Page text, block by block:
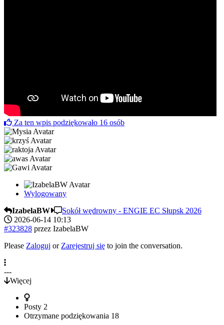
Za ten wpis podziękowało 16 osób
Wylogowany
IzabelaBW
Sokół wędrowny - ENGIE EC Słupsk 2026
2026-06-14 10:13
#323828 przez IzabelaBW
Please Zaloguj or Zarejestruj się to join the conversation.
---
Więcej
Posty 2
Otrzymane podziękowania 18